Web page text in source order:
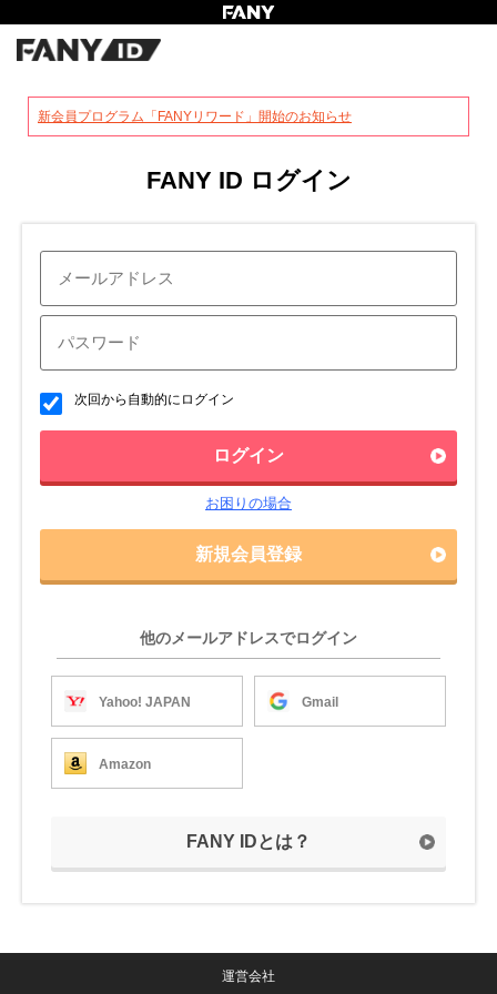
新会員プログラム「FANYリワード」開始のお知らせ
FANY ID ログイン
次回から自動的にログイン
ログイン
お困りの場合
新規会員登録
他のメールアドレスでログイン
Yahoo! JAPAN Gmail
Amazon
FANY IDとは？
運営会社